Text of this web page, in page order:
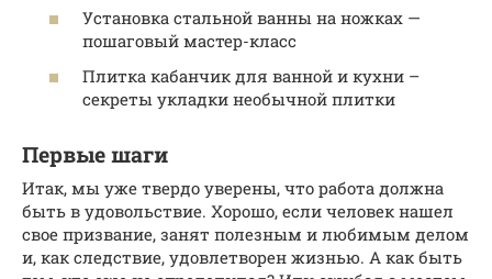
Установка стальной ванны на ножках —
пошаговый мастер-класс
Плитка кабанчик для ванной и кухни –
секреты укладки необычной плитки
Первые шаги
Итак, мы уже твердо уверены, что работа должна
быть в удовольствие. Хорошо, если человек нашел
свое призвание, занят полезным и любимым делом
и, как следствие, удовлетворен жизнью. А как быть